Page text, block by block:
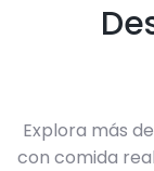
Explora más
con comida